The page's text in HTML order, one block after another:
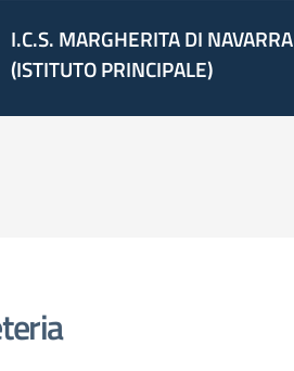
I.C.S. MARGHERITA DI NAVARRA
(ISTITUTO PRINCIPALE)